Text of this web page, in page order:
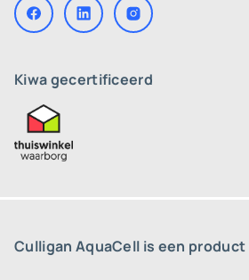
Kiwa gecertificeerd
Culligan AquaCell is een product